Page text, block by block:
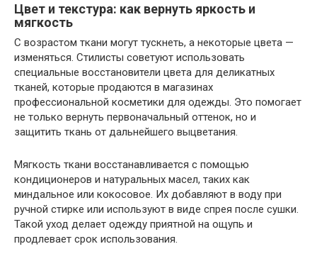
Цвет и текстура: как вернуть яркость и
мягкость
С возрастом ткани могут тускнеть, а некоторые цвета —
изменяться. Стилисты советуют использовать
специальные восстановители цвета для деликатных
тканей, которые продаются в магазинах
профессиональной косметики для одежды. Это помогает
не только вернуть первоначальный оттенок, но и
защитить ткань от дальнейшего выцветания.
Мягкость ткани восстанавливается с помощью
кондиционеров и натуральных масел, таких как
миндальное или кокосовое. Их добавляют в воду при
ручной стирке или используют в виде спрея после сушки.
Такой уход делает одежду приятной на ощупь и
продлевает срок использования.